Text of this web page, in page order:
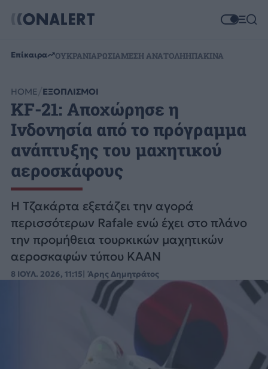
Επίκαιρα ΟΥΚΡΑΝΙΑΡΩΣΙΑΜΕΣΗ ΑΝΑΤΟΛΗΗΠΑΚΙΝΑ
HOME ΕΞΟΠΛΙΣΜΟΙ
KF-21: Αποχώρησε η
Ινδονησία από το πρόγραμμα
ανάπτυξης του μαχητικού
αεροσκάφους
Η Τζακάρτα εξετάζει την αγορά
περισσότερων Rafale ενώ έχει στο πλάνο
την προμήθεια τουρκικών μαχητικών
αεροσκαφών τύπου KAAN
8 ΙΟΥΛ. 2026, 11:15 Άρης Δημητράτος